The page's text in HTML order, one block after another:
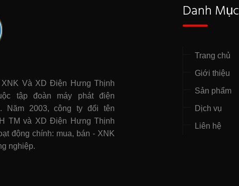
Và XD Điện Hưng Thịnh
tập đoàn máy phát điện
Năm 2003, công ty đổi tên
TM và XD Điện Hưng Thịnh
động chính: mua, bán - XNK
nghiệp.
Danh Mục
Trang chủ
Giới thiệu
Sản phẩm
Dịch vụ
Liên hệ